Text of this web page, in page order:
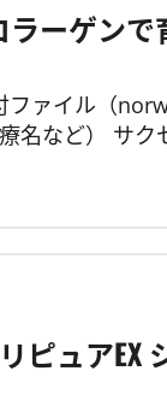
ラーゲン
ァイル（
名など） サク
ピュアEX